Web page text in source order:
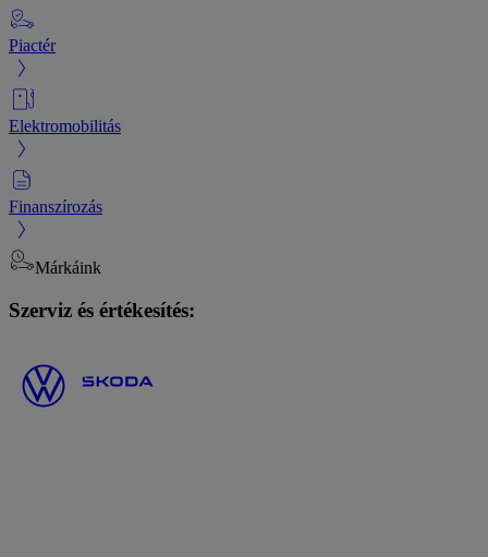
Piactér
Elektromobilitás
Finanszírozás
Márkáink
Szerviz és értékesítés: